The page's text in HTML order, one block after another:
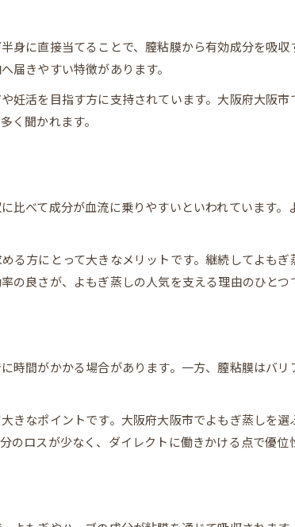
身に直接当てることで、膣粘膜から有効成分を吸
届きやすい特徴があります。
妊活を目指す方に支持されています。大阪府大阪
く聞かれます。
比べて成分が血流に乗りやすいといわれています
る方にとって大きなメリットです。継続してよも
良さが、よもぎ蒸しの人気を支える理由のひとつ
時間がかかる場合があります。一方、膣粘膜はバ
きなポイントです。大阪府大阪市でよもぎ蒸しを
ロスが少なく、ダイレクトに働きかける点で優位